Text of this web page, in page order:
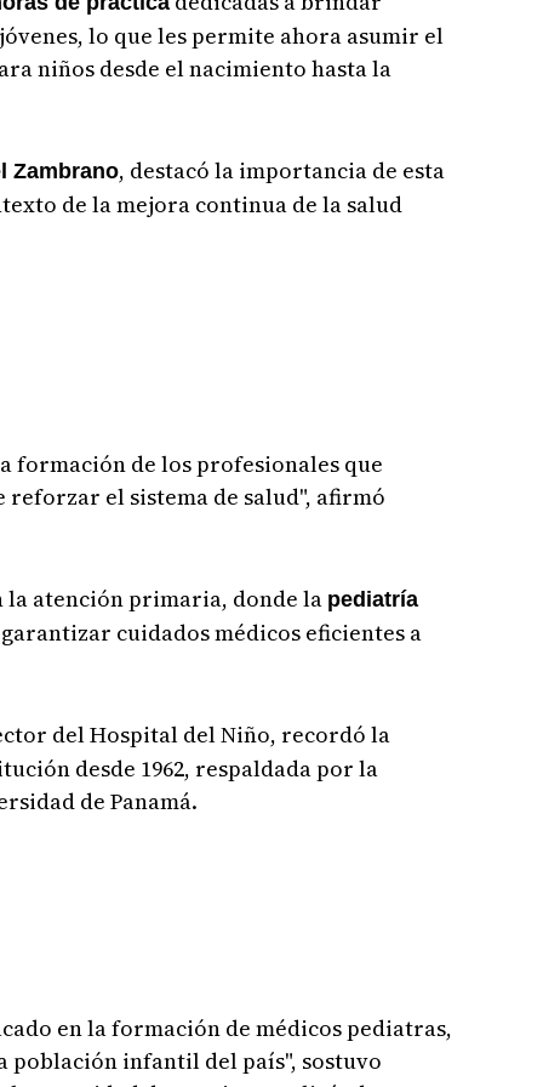
lo que les permite ahora asumir el
niños desde el nacimiento hasta la
Zambrano, destacó la importancia de esta
de la mejora continua de la salud
formación de los profesionales que
el sistema de salud", afirmó
la atención primaria, donde la pediatría
cuidados médicos eficientes a
del Hospital del Niño, recordó la
desde 1962, respaldada por la
de Panamá.
en la formación de médicos pediatras,
infantil del país", sostuvo